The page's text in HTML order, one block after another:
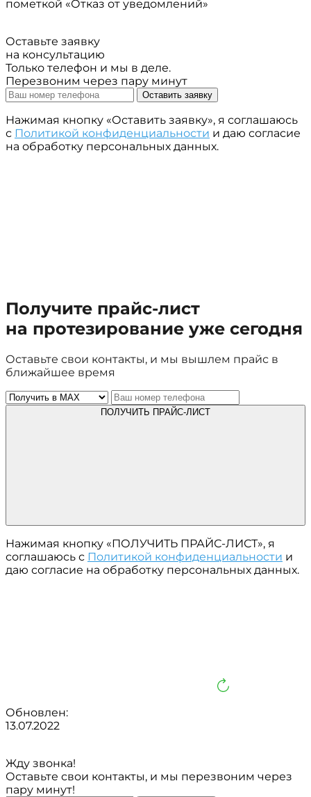
пометкой «Отказ от уведомлений»
Оставьте заявку
на консультацию
Только телефон и мы в деле.
Перезвоним через пару минут
Оставить заявку
Нажимая кнопку «Оставить заявку», я соглашаюсь
с Политикой конфиденциальности и даю согласие
на обработку персональных данных.
Получите прайс-лист
на протезирование уже сегодня
Оставьте свои контакты, и мы вышлем прайс в
ближайшее время
ПОЛУЧИТЬ ПРАЙС-ЛИСТ
Нажимая кнопку «ПОЛУЧИТЬ ПРАЙС-ЛИСТ», я
соглашаюсь с Политикой конфиденциальности и
даю согласие на обработку персональных данных.
Обновлен:
13.07.2022
Жду звонка!
Оставьте свои контакты, и мы перезвоним через
пару минут!